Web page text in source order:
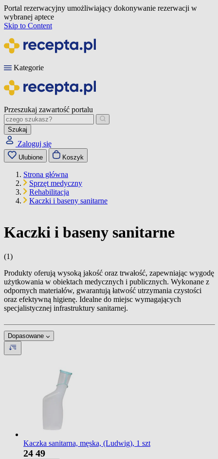
Portal rezerwacyjny umożliwiający dokonywanie rezerwacji w
wybranej aptece
Skip to Content
Kategorie
Przeszukaj zawartość portalu
Szukaj
Zaloguj się
Ulubione Koszyk
Strona główna
Sprzęt medyczny
Rehabilitacja
Kaczki i baseny sanitarne
Kaczki i baseny sanitarne
(1)
Produkty oferują wysoką jakość oraz trwałość, zapewniając wygodę
użytkowania w obiektach medycznych i publicznych. Wykonane z
odpornych materiałów, gwarantują łatwość utrzymania czystości
oraz efektywną higienę. Idealne do miejsc wymagających
specjalistycznej infrastruktury sanitarnej.
Dopasowane
Kaczka sanitarna, męska, (Ludwig), 1 szt
24 49